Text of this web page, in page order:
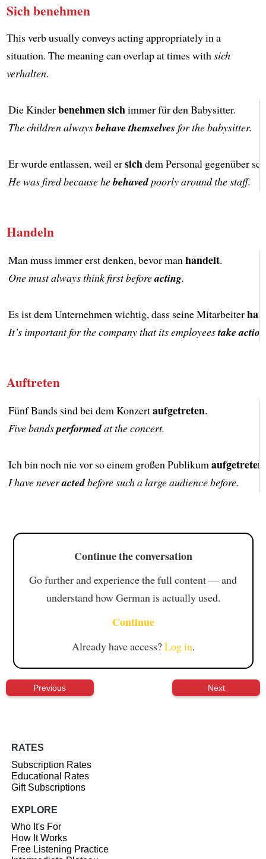
Sich benehmen
This verb usually conveys acting appropriately in a
situation. The meaning can overlap at times withsich
verhalten.
Die Kinderbenehmen sichimmer für den Babysitter.
The children alwaysbehave themselves for the babysitter.
Er wurde entlassen, weil ersichdem Personal gegenüber
He was fired because hebehavedpoorly around the staff.
Handeln
Man muss immer erst denken, bevor manhandelt.
One must always think first beforeacting.
Es ist dem Unternehmen wichtig, dass seine Mitarbeiter
It’s important for the company that its employeestake action
Auftreten
Fünf Bands sind bei dem Konzertaufgetreten.
Five bandsperformedat the concert.
Ich bin noch nie vor so einem großen Publikumaufgetreten
I have neveractedbefore such a large audience before.
Continue the conversation
Go further and experience the full content — and
understand how German is actually used.
Continue
Already have access?Log in.
Previous Next
RATES
Subscription Rates
Educational Rates
Gift Subscriptions
EXPLORE
Who It's For
How It Works
Free Listening Practice